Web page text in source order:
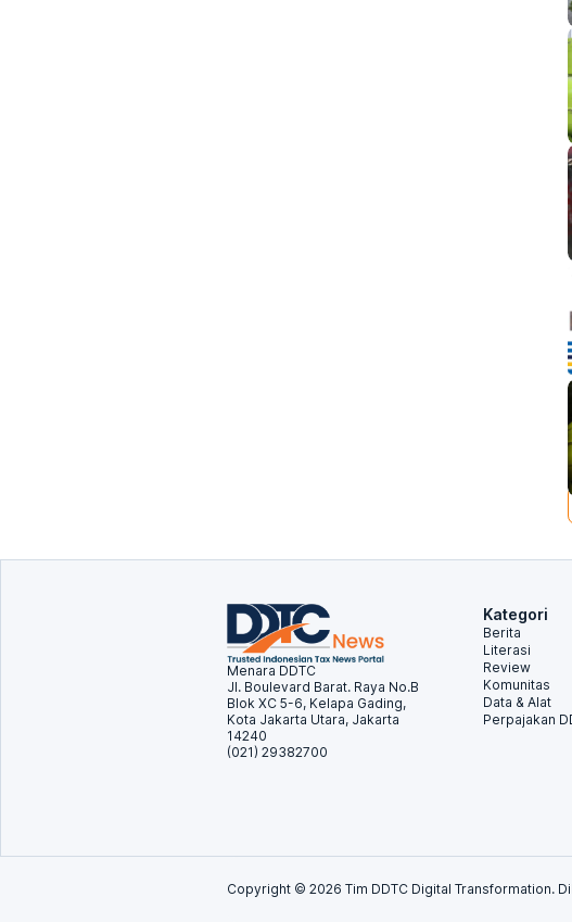
Menara DDTC
Jl. Boulevard Barat. Raya No.B
Blok XC 5-6, Kelapa Gading,
Kota Jakarta Utara, Jakarta
14240
(021) 29382700
Kategori
Berita
Literasi
Review
Komunitas
Data & Alat
Perpajakan
Copyright © 2026 Tim DDTC Digital Transformation.